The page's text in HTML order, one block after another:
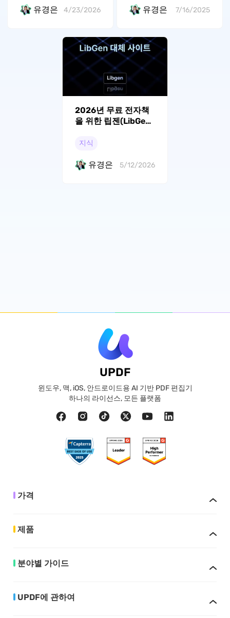
유경은 4/23/2026 유경은 7/16/2025
2026년 무료 전자책
을 위한 립젠(LibGen)
지식
유경은 5/12/2026
UPDF
윈도우, 맥, iOS, 안드로이드용 AI 기반 PDF 편집기
하나의 라이선스, 모든 플랫폼
가격
제품
분야별 가이드
UPDF에 관하여